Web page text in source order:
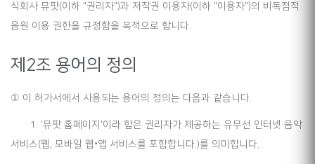
식회사 뮤팟(이하 "권리자")과 저작권 이용자(이하 "이용자")의 비독점적
음원 이용 권한을 규정함을 목적으로 합니다.
제2조 용어의 정의
① 이 허가서에서 사용되는 용어의 정의는 다음과 같습니다.
1. '뮤팟 홈페이지'이라 함은 권리자가 제공하는 유무선 인터넷 음악
서비스(웹, 모바일 웹•앱 서비스를 포함합니다.)를 의미합니다.